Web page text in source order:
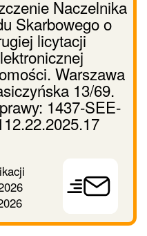
Naczelnika
Skarbowego o
licytacji
Warszawa
13/69.
1437-SEE-
ogłoszenie
dalej